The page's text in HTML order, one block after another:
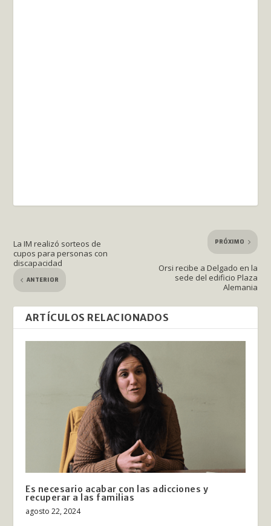
La IM realizó sorteos de
cupos para personas con
discapacidad
ANTERIOR
PRÓXIMO
Orsi recibe a Delgado en la
sede del edificio Plaza
Alemania
ARTÍCULOS RELACIONADOS
Es necesario acabar con las adicciones y
recuperar a las familias
agosto 22, 2024